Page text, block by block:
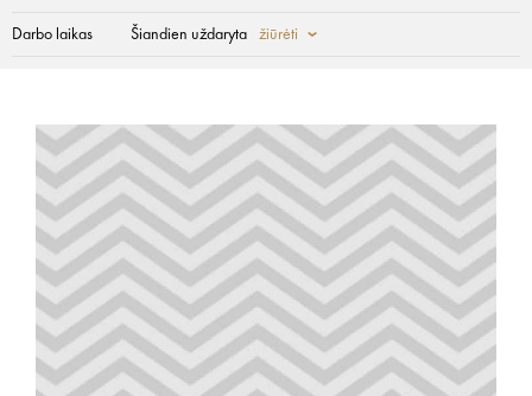
Darbo laikas Šiandien uždaryta žiūrėti